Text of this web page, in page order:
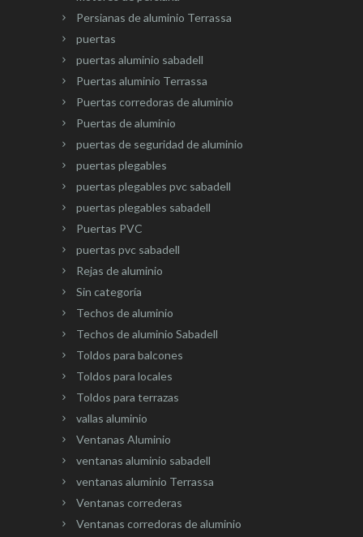
Persianas de aluminio Terrassa
puertas
puertas aluminio sabadell
Puertas aluminio Terrassa
Puertas corredoras de aluminio
Puertas de aluminio
puertas de seguridad de aluminio
puertas plegables
puertas plegables pvc sabadell
puertas plegables sabadell
Puertas PVC
puertas pvc sabadell
Rejas de aluminio
Sin categoría
Techos de aluminio
Techos de aluminio Sabadell
Toldos para balcones
Toldos para locales
Toldos para terrazas
vallas aluminio
Ventanas Aluminio
ventanas aluminio sabadell
ventanas aluminio Terrassa
Ventanas correderas
Ventanas corredoras de aluminio